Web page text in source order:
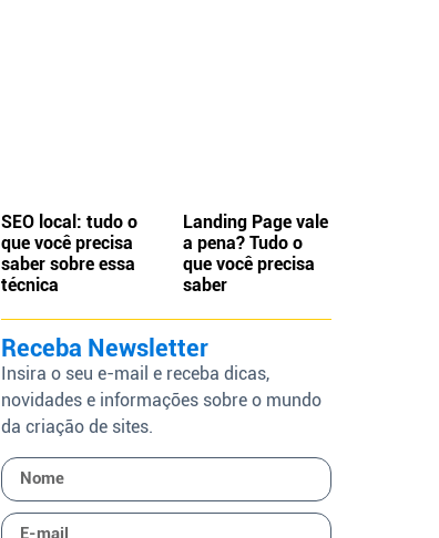
SEO local: tudo o
que você precisa
saber sobre essa
técnica
Landing Page vale
a pena? Tudo o
que você precisa
saber
Receba Newsletter
Insira o seu e-mail e receba dicas,
novidades e informações sobre o mundo
da criação de sites.